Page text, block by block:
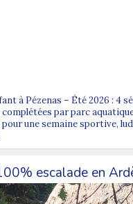
à Pézenas – Été 2026 : 4
par parc
pour une semaine sportive,
escalade en